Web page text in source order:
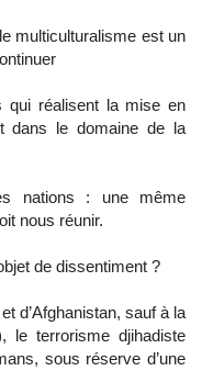
multiculturalisme est un
qui réalisent la mise en
dans le domaine de la
nations : une même
nous réunir.
de dissentiment ?
d’Afghanistan, sauf à la
le terrorisme djihadiste
sous réserve d’une